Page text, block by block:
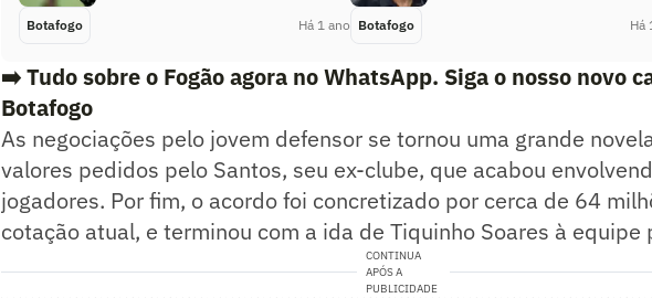
Botafogo Há 1 ano Botafogo Há
➡️ Tudo sobre o Fogão agora no WhatsApp. Siga o nosso novo
Botafogo
As negociações pelo jovem defensor se tornou uma grande
valores pedidos pelo Santos, seu ex-clube, que acabou
jogadores. Por fim, o acordo foi concretizado por cerca de 64
cotação atual, e terminou com a ida de Tiquinho Soares à equipe
CONTINUA
APÓS A
PUBLICIDADE